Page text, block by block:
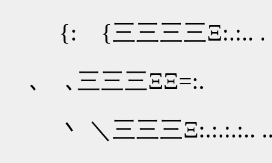
{: {三三三三Ξ:.:..
､ ､三三三ΞΞ=:.
丶 ＼三三三Ξ:.:.:.:..